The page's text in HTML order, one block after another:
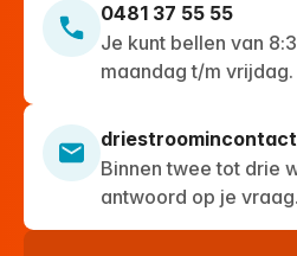
0481 37 55 55
Je kunt bellen van
maandag t/m vrijdag.
Binnen twee tot drie
antwoord op je vraag.